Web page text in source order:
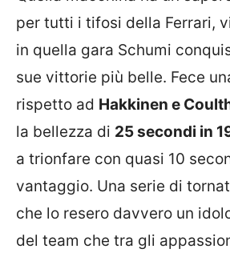
per tutti i tifosi della Ferrari,
in quella gara Schumi
sue vittorie più belle. Fece
rispetto ad Hakkinen e
la bellezza di 25 secondi in
a trionfare con quasi 10
vantaggio. Una serie di
che lo resero davvero un
del team che tra gli